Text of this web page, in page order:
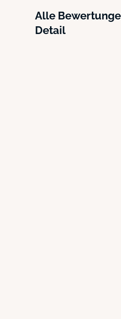
Alle
Detail